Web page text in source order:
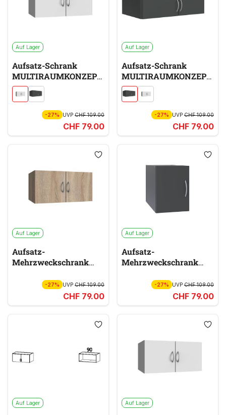
Auf Lager
Aufsatz-Schrank
MULTIRAUMKONZEPT
weiß
-27% UVP CHF 109.00
CHF 79.00
Auf Lager
Aufsatz-Schrank
MULTIRAUMKONZEPT
grau
-27% UVPCHF 109.00
CHF 79.00
Auf Lager
Aufsatz-
Mehrzweckschrank
-27% UVP CHF 109.00
CHF 79.00
Auf Lager
Aufsatz-
Mehrzweckschrank
-27% UVPCHF 109.00
CHF 79.00
Auf Lager Auf Lager